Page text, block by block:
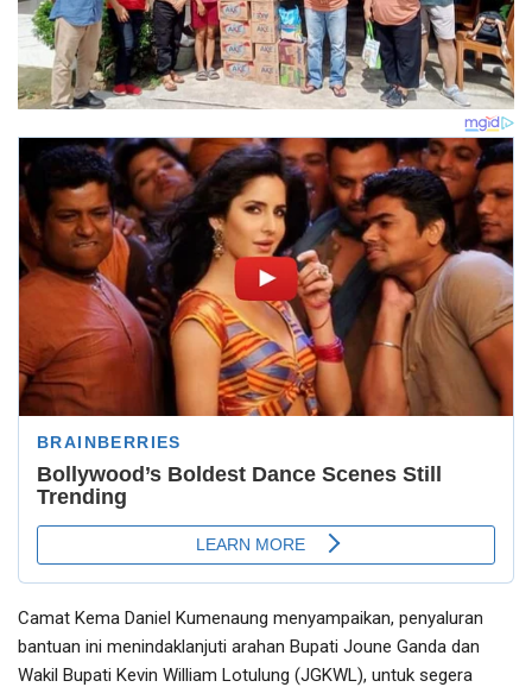
Camat Kema Daniel Kumenaung menyampaikan, penyaluran
bantuan ini menindaklanjuti arahan Bupati Joune Ganda dan
Wakil Bupati Kevin William Lotulung (JGKWL), untuk segera